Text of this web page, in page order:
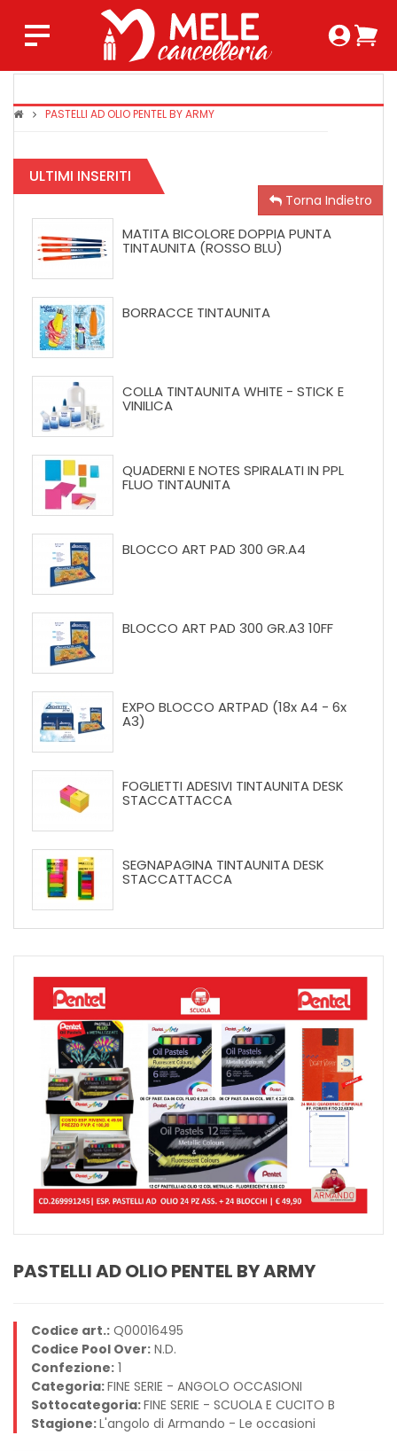
Login
PASTELLI AD OLIO PENTEL BY ARMY
Torna Indietro
ULTIMI INSERITI CRYSTAL
MATITA BICOLORE DOPPIA PUNTA
TINTAUNITA (ROSSO BLU)
BORRACCE TINTAUNITA
COLLA TINTAUNITA WHITE - STICK E
VINILICA
QUADERNI E NOTES SPIRALATI IN PPL
FLUO TINTAUNITA
BLOCCO ART PAD 300 GR.A4
BLOCCO ART PAD 300 GR.A3 10FF
EXPO BLOCCO ARTPAD (18x A4 - 6x
A3)
FOGLIETTI ADESIVI TINTAUNITA DESK
STACCATTACCA
SEGNAPAGINA TINTAUNITA DESK
STACCATTACCA
PASTELLI AD OLIO PENTEL BY ARMY
Codice art.: Q00016495
Codice Pool Over: N.D.
Confezione: 1
Categoria:FINE SERIE - ANGOLO OCCASIONI
Sottocategoria:FINE SERIE - SCUOLA E CUCITO B
Stagione:L'angolo di Armando - Le occasioni